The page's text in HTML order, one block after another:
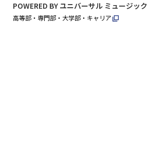
POWERED BY ユニバーサル ミュージック
高等部・専門部・大学部・キャリア